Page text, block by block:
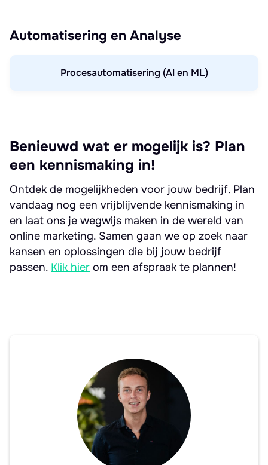
Automatisering en Analyse
Procesautomatisering (AI en ML)
Benieuwd wat er mogelijk is? Plan
een kennismaking in!
Ontdek de mogelijkheden voor jouw bedrijf. Plan
vandaag nog een vrijblijvende kennismaking in
en laat ons je wegwijs maken in de wereld van
online marketing. Samen gaan we op zoek naar
kansen en oplossingen die bij jouw bedrijf
passen. Klik hier om een afspraak te plannen!